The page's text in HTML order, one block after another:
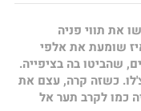
את תווי פניה
שומעת את אלפי
שהביטו בה בציפייה.
כשזה קרה, עצם את
כמו לקרב תער אל